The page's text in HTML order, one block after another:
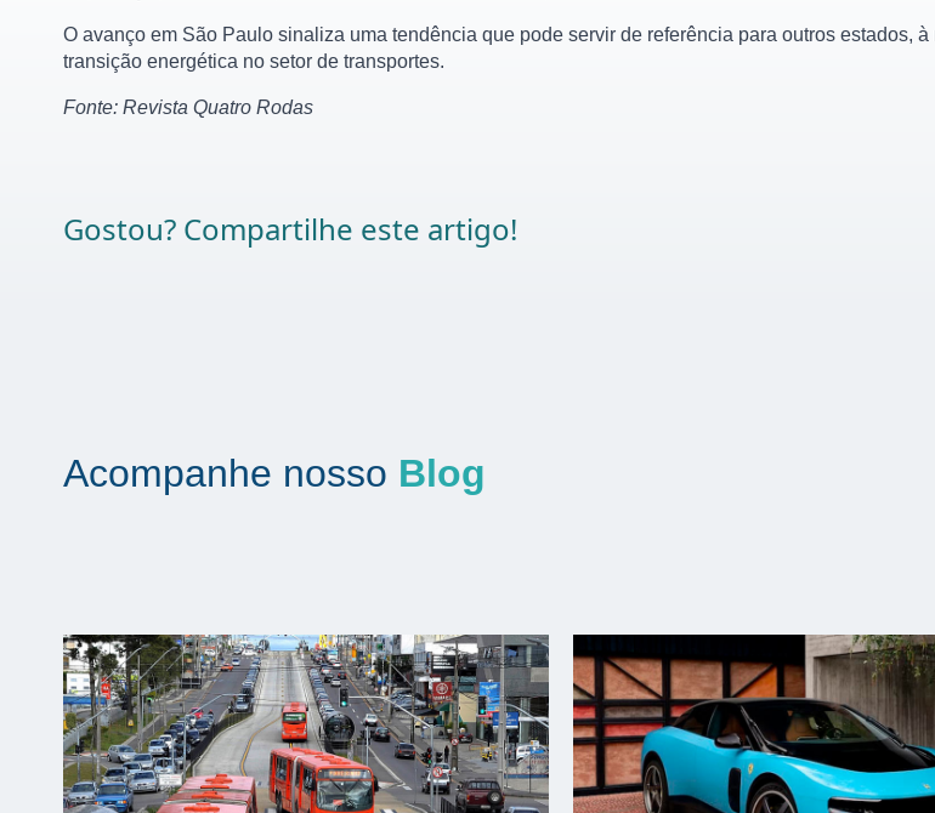
O avanço em São Paulo sinaliza uma tendência que pode servir de referência para outros estados,
transição energética no setor de transportes.
Fonte: Revista Quatro Rodas
Gostou? Compartilhe este artigo!
Acompanhe nosso Blog